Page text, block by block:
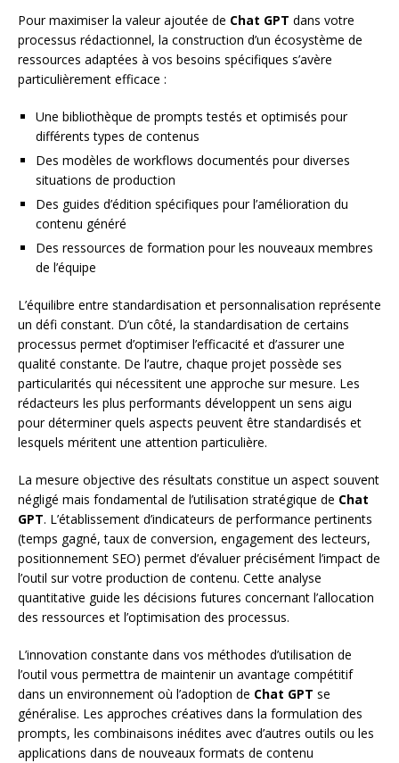
Pour maximiser la valeur ajoutée de Chat GPT dans votre
processus rédactionnel, la construction d’un écosystème de
ressources adaptées à vos besoins spécifiques s’avère
particulièrement efficace :
Une bibliothèque de prompts testés et optimisés pour
différents types de contenus
Des modèles de workflows documentés pour diverses
situations de production
Des guides d’édition spécifiques pour l’amélioration du
contenu généré
Des ressources de formation pour les nouveaux membres
de l’équipe
L’équilibre entre standardisation et personnalisation représente
un défi constant. D’un côté, la standardisation de certains
processus permet d’optimiser l’efficacité et d’assurer une
qualité constante. De l’autre, chaque projet possède ses
particularités qui nécessitent une approche sur mesure. Les
rédacteurs les plus performants développent un sens aigu
pour déterminer quels aspects peuvent être standardisés et
lesquels méritent une attention particulière.
La mesure objective des résultats constitue un aspect souvent
négligé mais fondamental de l’utilisation stratégique de Chat
GPT. L’établissement d’indicateurs de performance pertinents
(temps gagné, taux de conversion, engagement des lecteurs,
positionnement SEO) permet d’évaluer précisément l’impact de
l’outil sur votre production de contenu. Cette analyse
quantitative guide les décisions futures concernant l’allocation
des ressources et l’optimisation des processus.
L’innovation constante dans vos méthodes d’utilisation de
l’outil vous permettra de maintenir un avantage compétitif
dans un environnement où l’adoption de Chat GPT se
généralise. Les approches créatives dans la formulation des
prompts, les combinaisons inédites avec d’autres outils ou les
applications dans de nouveaux formats de contenu